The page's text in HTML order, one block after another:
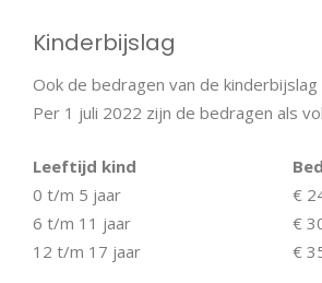
Kinderbijslag
Ook de bedragen van de kinderbijslag
Per 1 juli 2022 zijn de bedragen als
Leeftijd kind
0 t/m 5 jaar
€
6 t/m 11 jaar
€
12 t/m 17 jaar
€